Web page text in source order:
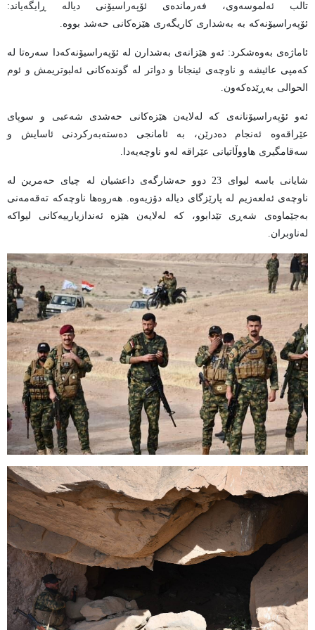
تالب ئەلموسەوی، فەرماندەی ئۆپەراسیۆنی دیالە ڕایگەیاند:
ئۆپەراسیۆنەکە بە بەشداری کاریگەری هێزەکانی حەشد بووە.
ئاماژەی بەوەشکرد: ئەو هێزانەی بەشدارن لە ئۆپەراسیۆنەکەدا سەرەتا لە
کەمپی عائیشە و ناوچەی ئینجانا و دواتر لە گوندەکانی ئەلبوتریمش و ئوم
الحوالی بەڕێدەکەون.
ئەو ئۆپەراسیۆنانەی کە لەلایەن هێزەکانی حەشدی شەعبی و سوپای
عێراقەوە ئەنجام دەدرێن، بە ئامانجی دەستەبەرکردنی ئاسایش و
سەقامگیری هاووڵاتیانی عێراقە لەو ناوچەیەدا.
شایانی باسە لیوای 23 دوو حەشارگەی داعشیان لە چیای حەمرین لە
ناوچەی ئەلعەزیم لە پارێزگای دیالە دۆزیەوە. هەروەها ناوچەکە تەقەمەنی
بەجێماوەی شەڕی تێدابوو، کە لەلایەن هێزە ئەندازیارییەکانی لیواکە
لەناوبران.